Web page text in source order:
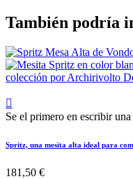
También podría

Se el primero en escribir una
Spritz, una mesita alta ideal para
181,50 €